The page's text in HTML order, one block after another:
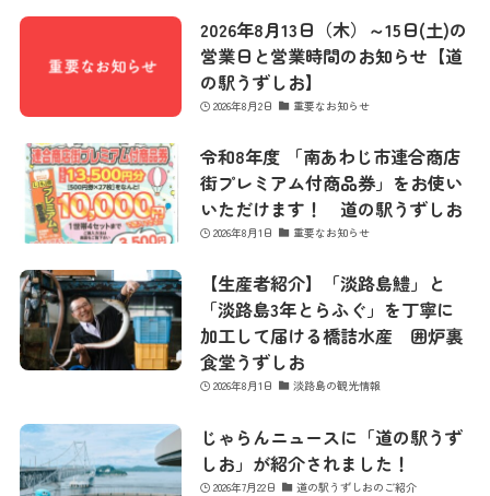
2026年8月13日（木）～15日(土)の
営業日と営業時間のお知らせ【道
の駅うずしお】
2026年8月2日 重要なお知らせ
令和8年度 「南あわじ市連合商店
街プレミアム付商品券」をお使い
いただけます！ 道の駅うずしお
2026年8月1日 重要なお知らせ
【生産者紹介】「淡路島鱧」と
「淡路島3年とらふぐ」を丁寧に
加工して届ける橋詰水産 囲炉裏
食堂うずしお
2026年8月1日 淡路島の観光情報
じゃらんニュースに「道の駅うず
しお」が紹介されました！
2026年7月22日 道の駅うずしおのご紹介